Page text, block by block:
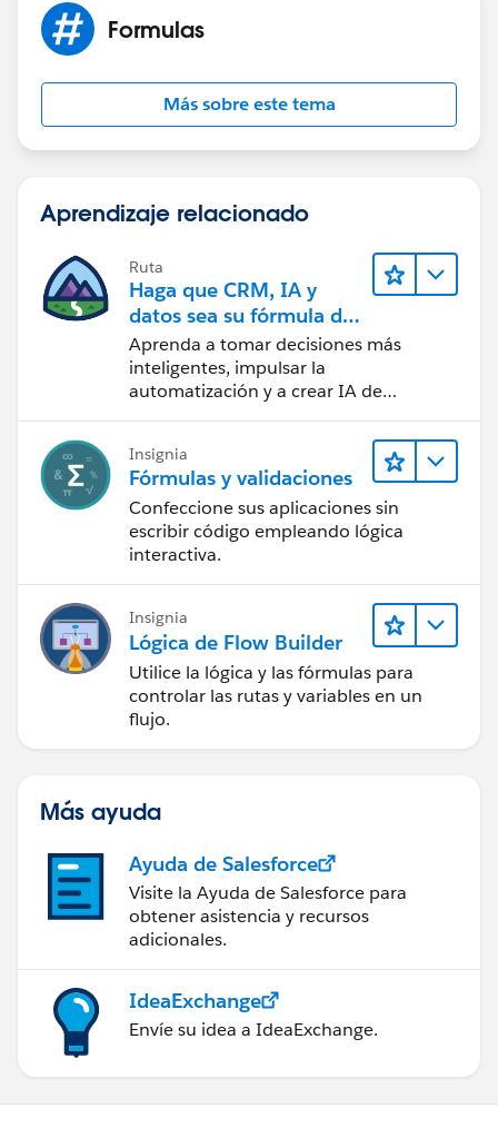
Formulas
Más sobre este tema
Aprendizaje relacionado
Ruta
Haga que CRM, IA y
datos sea su fórmula de
confianza
Aprenda a tomar decisiones más
inteligentes, impulsar la
automatización y a crear IA de
Salesforce.
Insignia
Fórmulas y validaciones
Confeccione sus aplicaciones sin
escribir código empleando lógica
interactiva.
Insignia
Lógica de Flow Builder
Utilice la lógica y las fórmulas para
controlar las rutas y variables en un
flujo.
Más ayuda
Ayuda de Salesforce
Visite la Ayuda de Salesforce para
obtener asistencia y recursos
adicionales.
IdeaExchange
Envíe su idea a IdeaExchange.